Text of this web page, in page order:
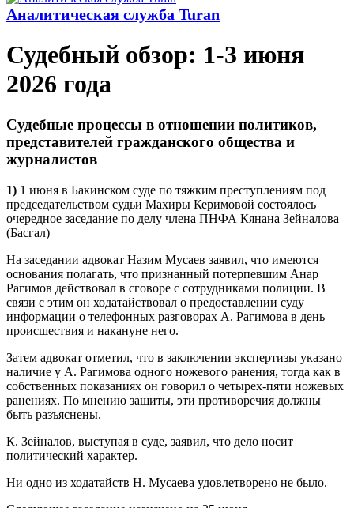
Аналитическая служба Turan
Судебный обзор: 1-3 июня
2026 года
Судебные процессы в отношении политиков,
представителей гражданского общества и
журналистов
1) 1 июня в Бакинском суде по тяжким преступлениям под
председательством судьи Махиры Керимовой состоялось
очередное заседание по делу члена ПНФА Кянана Зейналова
(Басгал)
На заседании адвокат Назим Мусаев заявил, что имеются
основания полагать, что признанный потерпевшим Анар
Рагимов действовал в сговоре с сотрудниками полиции. В
связи с этим он ходатайствовал о предоставлении суду
информации о телефонных разговорах А. Рагимова в день
происшествия и накануне него.
Затем адвокат отметил, что в заключении экспертизы указано
наличие у А. Рагимова одного ножевого ранения, тогда как в
собственных показаниях он говорил о четырех-пяти ножевых
ранениях. По мнению защиты, эти противоречия должны
быть разъяснены.
К. Зейналов, выступая в суде, заявил, что дело носит
политический характер.
Ни одно из ходатайств Н. Мусаева удовлетворено не было.